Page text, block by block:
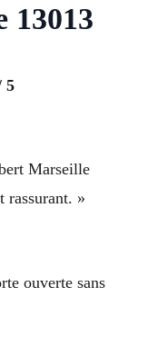
13013
5
Marseille
rassurant. »
ouverte sans